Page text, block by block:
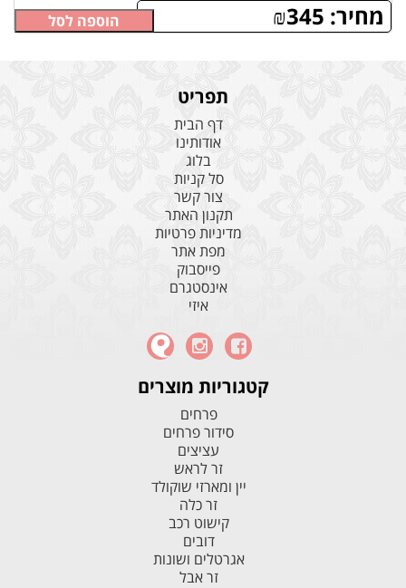
מחיר: ₪345 הוספה לסל
תפריט
דף הבית
אודותינו
בלוג
סל קניות
צור קשר
תקנון האתר
מדיניות פרטיות
מפת אתר
פייסבוק
אינסטגרם
איזי
קטגוריות מוצרים
פרחים
סידור פרחים
עציצים
זר לראש
יין ומארזי שוקולד
זר כלה
קישוט רכב
דובים
אגרטלים ושונות
זר אבל